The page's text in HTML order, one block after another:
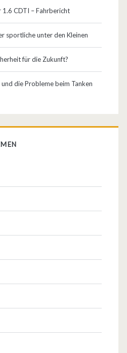
CDTI – Fahrbericht
sportliche unter den Kleinen
für die Zukunft?
die Probleme beim Tanken